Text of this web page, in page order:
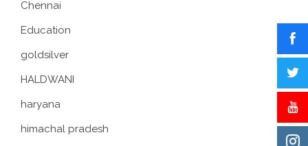
Chennai
Education
goldsilver
HALDWANI
haryana
himachal pradesh